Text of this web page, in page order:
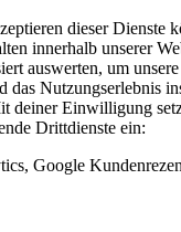
dieser Dienste
innerhalb unserer
auswerten, um
das Nutzungserlebnis
deiner Einwilligung
Drittdienste ein:
Google